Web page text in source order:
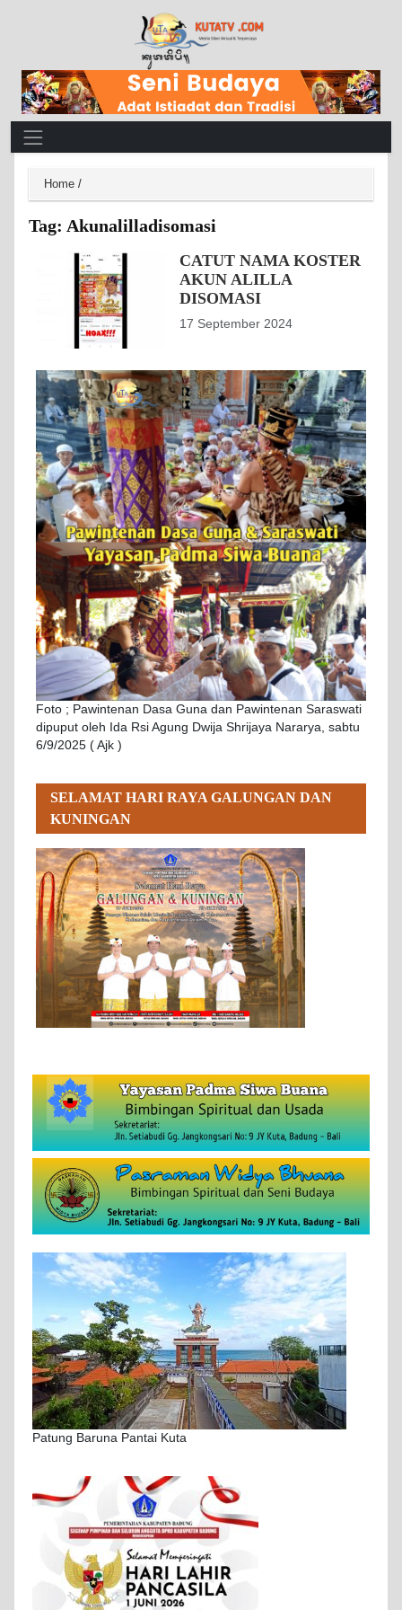
Main Navigation
Home /
Tag: Akunalilladisomasi
CATUT NAMA KOSTER
AKUN ALILLA
DISOMASI
17 September 2024
Foto ; Pawintenan Dasa Guna dan Pawintenan Saraswati
dipuput oleh Ida Rsi Agung Dwija Shrijaya Nararya, sabtu
6/9/2025 ( Ajk )
SELAMAT HARI RAYA GALUNGAN DAN
KUNINGAN
Patung Baruna Pantai Kuta